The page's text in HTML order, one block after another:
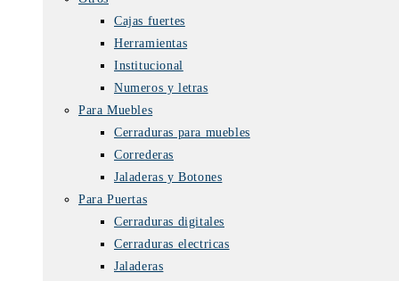
Cajas fuertes
Herramientas
Institucional
Numeros y letras
Para Muebles
Cerraduras para muebles
Correderas
Jaladeras y Botones
Para Puertas
Cerraduras digitales
Cerraduras electricas
Jaladeras